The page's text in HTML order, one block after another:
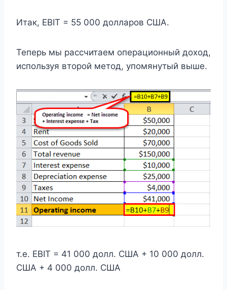
Итак, EBIT = 55 000 долларов США.
Теперь мы рассчитаем операционный доход,
используя второй метод, упомянутый выше.
т.е. EBIT = 41 000 долл. США + 10 000 долл.
США + 4 000 долл. США